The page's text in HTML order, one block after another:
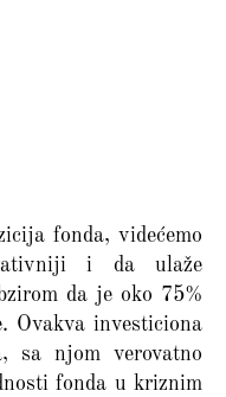
fonda, videćemo
i da ulaže
da je oko 75%
Ovakva investiciona
sa njom verovatno
fonda u kriznim